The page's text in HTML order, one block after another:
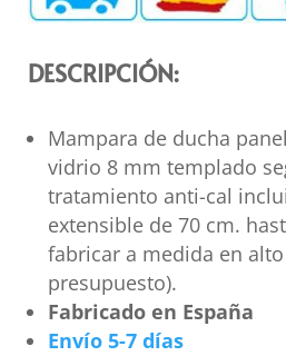
DESCRIPCIÓN:
Mampara de ducha
vidrio 8 mm templado
tratamiento anti-cal
extensible de 70 cm.
fabricar a medida en
presupuesto).
Fabricado en España
Envío 5-7días